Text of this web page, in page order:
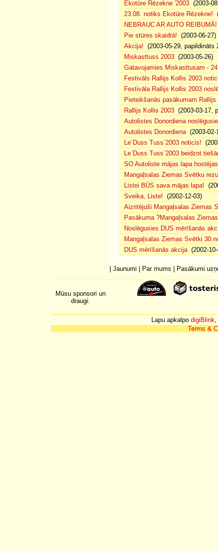
Ekotūre Rēzekne '2003 (2003-
23.08. notiks Ekotūre Rēzekne!
NEBRAUC AR AUTO REIBUMĀ!
Pie stūres skaidrā! (2003-06-27)
Akcija! (2003-05-29, papildināts
Miskasttuss 2003 (2003-05-26)
Gatavojamies Miskasttusam -
Festivāls Rallijs Kollis 2003
Festivāla Rallijs Kollis 2003
Pieteikšanās pasākumam
Rallijs Kollis 2003 (2003-03-17,
Autolistes Donordiena
Autolistes Donordiena(2003-02-
Le`Duss Tuss`2003 noticis!
Le`Duss Tuss`2003 beidzot
SO Autoliste mājas lapa
Mangaļsalas Ziemas Svētku
Listei BŪS sava mājas lapa!
Sveika, Liste! (2002-12-03)
Aizritējuši Mangaļsalas Ziemas
Pasākuma ?Mangaļsalas
Noslēgusies DUS mērīšanās
Mangaļsalas Ziemas Svētki
DUS mērīšanās akcija(2002-10-
Jaunumi Par mums Pasākumi
Mūsu sponsori un
draugi:
Lapu apkalpo digiBlink,
Terms &